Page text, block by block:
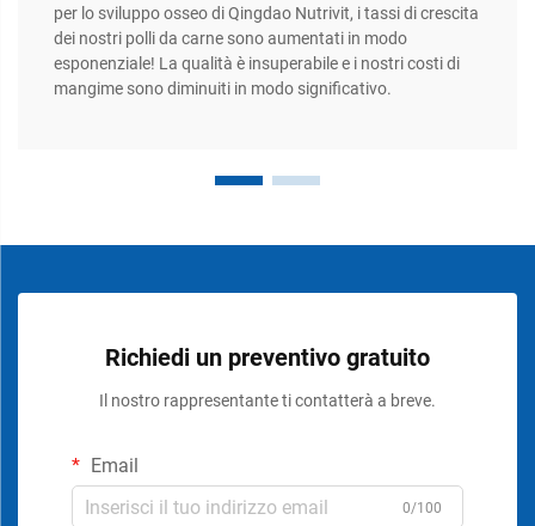
per lo sviluppo osseo di Qingdao Nutrivit, i tassi di crescita
dei nostri polli da carne sono aumentati in modo
esponenziale! La qualità è insuperabile e i nostri costi di
mangime sono diminuiti in modo significativo.
Richiedi un preventivo gratuito
Il nostro rappresentante ti contatterà a breve.
Email
0/100